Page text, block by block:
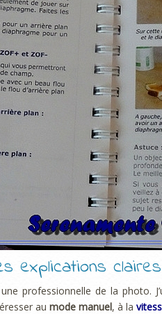
explications
professionnelle de la photo.
au mode manuel, à la